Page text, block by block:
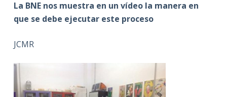
d
o
La BNE nos muestra en un vídeo la manera en
que se debe ejecutar este proceso
JCMR